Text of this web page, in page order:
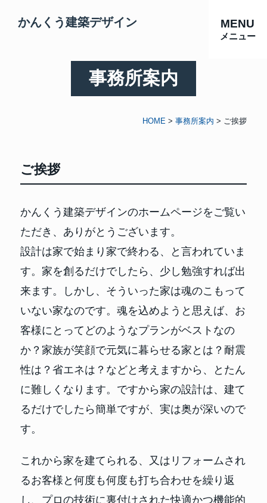
かんくう建築デザイン MENU
メニュー
事務所案内
HOME >事務所案内 > ご挨拶
ご挨拶
かんくう建築デザインのホームページをご覧い
ただき、ありがとうございます。
設計は家で始まり家で終わる、と言われていま
す。家を創るだけでしたら、少し勉強すれば出
来ます。しかし、そういった家は魂のこもって
いない家なのです。魂を込めようと思えば、お
客様にとってどのようなプランがベストなの
か？家族が笑顔で元気に暮らせる家とは？耐震
性は？省エネは？などと考えますから、とたん
に難しくなります。ですから家の設計は、建て
るだけでしたら簡単ですが、実は奥が深いので
す。
これから家を建てられる、又はリフォームされ
るお客様と何度も何度も打ち合わせを繰り返
し、プロの技術に裏付けされた快適かつ機能的